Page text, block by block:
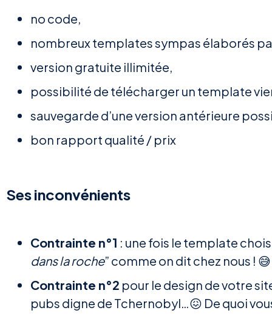
no code,
nombreux templates sympas élaborés
version gratuite illimitée,
possibilité de télécharger un template
sauvegarde d’une version antérieure
bon rapport qualité / prix
Ses inconvénients
Contrainte n°1 : une fois le template
dans la roche” comme on dit chez nous ! 😅
Contrainte n°2 pour le design de votre
pubs digne de Tchernobyl…😖 De quoi